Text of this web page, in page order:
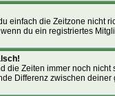
einfach die Zeitzone nicht
du ein registriertes
Zeiten immer noch
Differenz zwischen